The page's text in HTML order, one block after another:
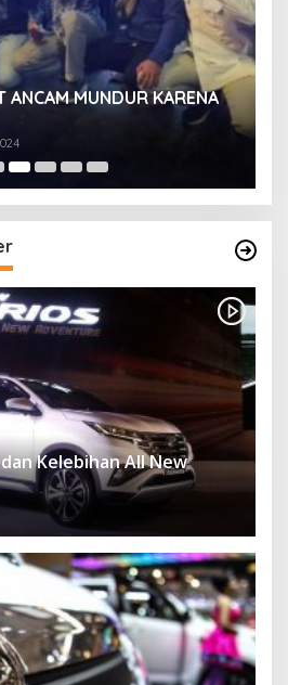
ANCAM MUNDUR KARENA
Kelebihan All New